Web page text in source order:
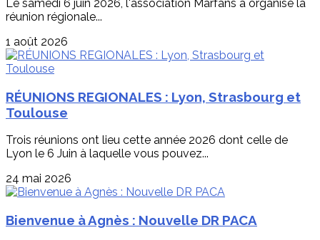
Le samedi 6 juin 2026, l'association Marfans a organisé la
réunion régionale...
1 août 2026
RÉUNIONS REGIONALES : Lyon, Strasbourg et
Toulouse
Trois réunions ont lieu cette année 2026 dont celle de
Lyon le 6 Juin à laquelle vous pouvez...
24 mai 2026
Bienvenue à Agnès : Nouvelle DR PACA